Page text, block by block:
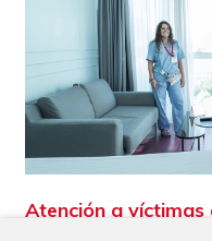
Atención a víctimas